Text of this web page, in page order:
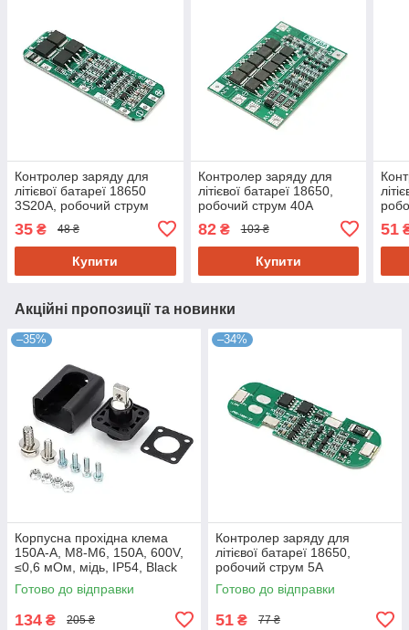
Контролер заряду для
літієвої батареї 18650
3S20A, робочий струм
35 ₴ 48 ₴
Купити
Контролер заряду для
літієвої батареї 18650,
робочий струм 40A
82₴ 103 ₴
Купити
51
Акційні пропозиції та новинки
–35%
Корпусна прохідна клема
150A-A, М8-M6, 150A, 600V,
≤0,6 мОм, мідь, IP54, Black
Готово до відправки
134 ₴ 205 ₴
–34%
Контролер заряду для
літієвої батареї 18650,
робочий струм 5A
Готово до відправки
51 ₴ 77 ₴